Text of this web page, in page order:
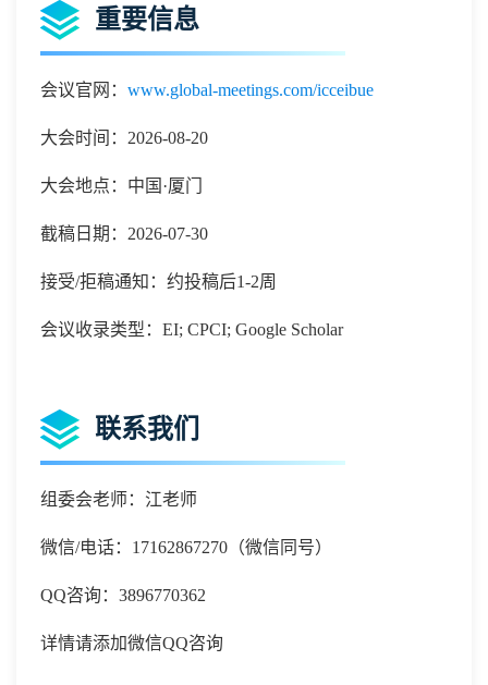
重要信息
会议官网： www.global-meetings.com/icceibue
大会时间：2026-08-20
大会地点：中国·厦门
截稿日期：2026-07-30
接受/拒稿通知：约投稿后1-2周
会议收录类型：EI; CPCI; Google Scholar
联系我们
组委会老师： 江老师
微信/电话： 17162867270（微信同号）
QQ咨询 ： 3896770362
详情请添加微信QQ咨询